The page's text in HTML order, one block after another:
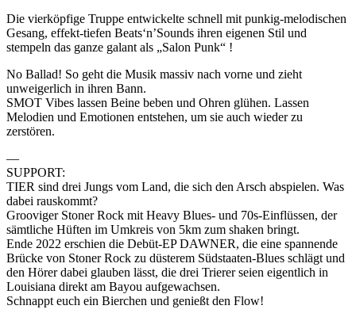
Die vierköpfige Truppe entwickelte schnell mit punkig-melodischen
Gesang, effekt-tiefen Beats‘n’Sounds ihren eigenen Stil und
stempeln das ganze galant als „Salon Punk“ !
No Ballad! So geht die Musik massiv nach vorne und zieht
unweigerlich in ihren Bann.
SMOT Vibes lassen Beine beben und Ohren glühen. Lassen
Melodien und Emotionen entstehen, um sie auch wieder zu
zerstören.
—
SUPPORT:
TIER sind drei Jungs vom Land, die sich den Arsch abspielen. Was
dabei rauskommt?
Grooviger Stoner Rock mit Heavy Blues- und 70s-Einflüssen, der
sämtliche Hüften im Umkreis von 5km zum shaken bringt.
Ende 2022 erschien die Debüt-EP DAWNER, die eine spannende
Brücke von Stoner Rock zu düsterem Südstaaten-Blues schlägt und
den Hörer dabei glauben lässt, die drei Trierer seien eigentlich in
Louisiana direkt am Bayou aufgewachsen.
Schnappt euch ein Bierchen und genießt den Flow!